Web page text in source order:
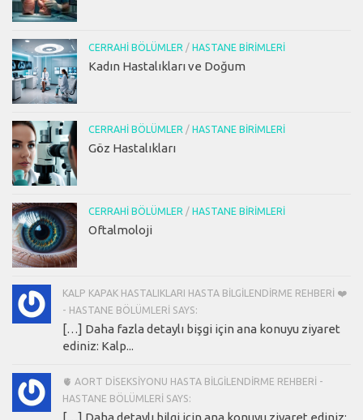
CERRAHI BÖLÜMLER / HASTANE BIRIMLERI
Kadın Hastalıkları ve Doğum
CERRAHI BÖLÜMLER / HASTANE BIRIMLERI
Göz Hastalıkları
CERRAHI BÖLÜMLER / HASTANE BIRIMLERI
Oftalmoloji
KALP KAPAK HASTALIKLARI HASTA BILGILENDIRME REHBERI ❤️
- HASTANE BÖLÜMLERI SAYS:
[…] Daha fazla detaylı bişgi için ana konuyu ziyaret
ediniz: Kalp...
🫀 AORT DISEKSIYONU HASTA BILGILENDIRME REHBERI -
HASTANE BÖLÜMLERI SAYS:
[…] Daha detaylı bilgi için ana konuyu ziyaret ediniz: